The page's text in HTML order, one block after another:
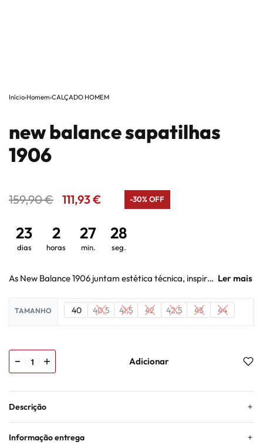
Início›Homem›CALÇADO HOMEM
new balance sapatilhas
1906
159,90€ 111,93€ -30% OFF
As New Balance 1906 juntam estética técnica, inspiração running e conforto de uso diário. Com amortecimento ACTEVA LITE, N-ergy, ABZORB SBS e suporte Stability Web, são uma escolha forte para quem procura performance visual e estilo urbano. Compra as tuas na Backdoor Shop.
TAMANHO 40 40,5 41,5 42 42,5 43 44
Adicionar
Descrição
Informação entrega